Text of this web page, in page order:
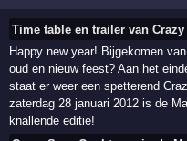
Time table en trailer van Crazy
Happy new year! Bijgekomen
oud en nieuw feest? Aan het
staat er weer een spetterend
zaterdag 28 januari 2012 is de
knallende editie!